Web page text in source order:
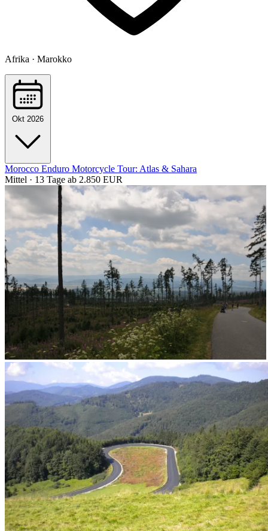
Afrika · Marokko
Okt 2026
Morocco Enduro Motorcycle Tour: Atlas & Sahara
Mittel · 13 Tage ab 2.850 EUR